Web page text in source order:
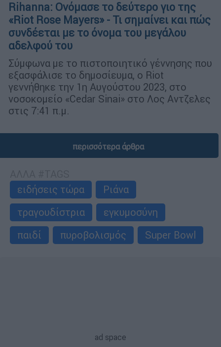
Rihanna: Ονόμασε το δεύτερο γιο της
«Riot Rose Mayers» - Τι σημαίνει και πώς
συνδέεται με το όνομα του μεγάλου
αδελφού του
Σύμφωνα με το πιστοποιητικό γέννησης που
εξασφάλισε το δημοσίευμα, ο Riot
γεννήθηκε την 1η Αυγούστου 2023, στο
νοσοκομείο «Cedar Sinai» στο Λος Αντζελες
στις 7:41 π.μ.
περισσότερα άρθρα
ειδήσεις τώρα
Ριάνα
τραγουδίστρια
εγκυμοσύνη
παιδί
πυροβολισμός Super Bowl